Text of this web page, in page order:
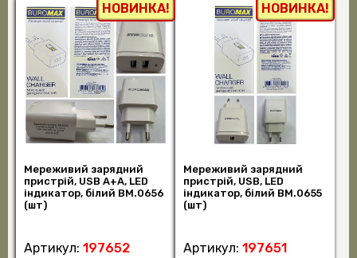
НОВИНКА!
Мереживий зарядний
пристрій, USB А+А, LED
індикатор, білий BM.0656
(шт)
Артикул: 197652
НОВИНКА!
Мереживий зарядний
пристрій, USB, LED
індикатор, білий BM.0655
(шт)
Артикул: 197651